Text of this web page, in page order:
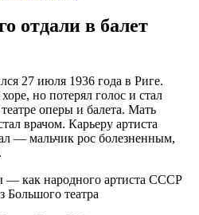
отдали в балет
27 июля 1936 года в Риге.
но потерял голос и стал
оперы и балета. Мать
врачом. Карьеру артиста
— мальчик рос болезненным,